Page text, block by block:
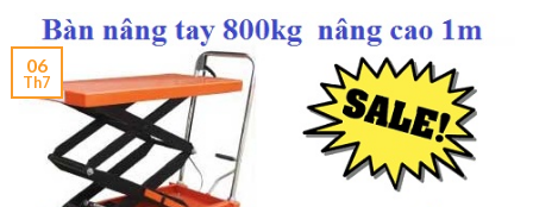
06
Th7